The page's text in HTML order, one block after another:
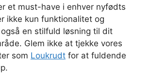
et must-have i enhver nyfødts
ikke kun funktionalitet og
en stilfuld løsning til dit
Glem ikke at tjekke vores
som Loukrudt for at fuldende